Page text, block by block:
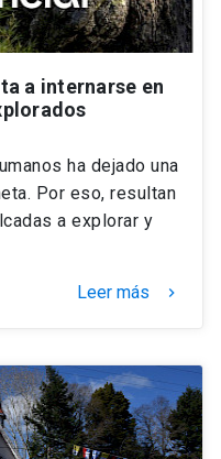
a internarse en
ha dejado una
Por eso, resultan
a explorar y
Leer más keyboard_arrow_right